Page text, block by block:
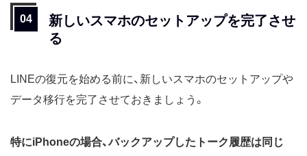
新しいスマホのセットアップを完了させ
る
LINEの復元を始める前に、新しいスマホのセットアップや
データ移行を完了させておきましょう。
特にiPhoneの場合、バックアップしたトーク履歴は同じ